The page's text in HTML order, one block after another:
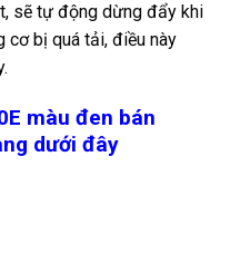
sẽ tự động dừng đẩy khi
cơ bị quá tải, điều này
màu đen bán
dưới đây